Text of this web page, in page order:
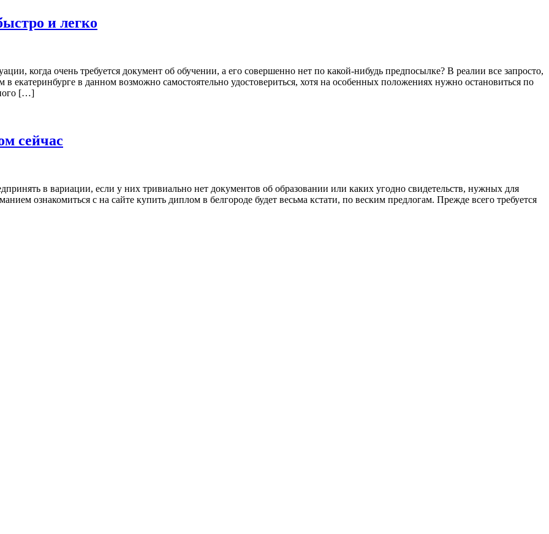
и легко
когда очень требуется документ об обучении, а его совершенно нет по какой-нибудь предпосылке? В реалии все запросто,
екатеринбурге в данном возможно самостоятельно удостовериться, хотя на особенных положениях нужно остановиться по
[…]
сейчас
в вариации, если у них тривиально нет документов об образовании или каких угодно свидетельств, нужных для
ознакомиться с на сайте купить диплом в белгороде будет весьма кстати, по веским предлогам. Прежде всего требуется